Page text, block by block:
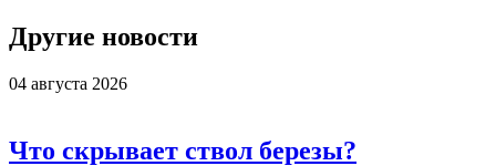
Другие новости
04 августа 2026
Что скрывает ствол березы?